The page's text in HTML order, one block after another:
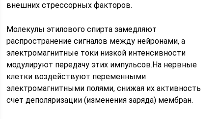
внешних стрессорных факторов.
Молекулы этилового спирта замедляют
распространение сигналов между нейронами, а
электромагнитные токи низкой интенсивности
модулируют передачу этих импульсов.На нервные
клетки воздействуют переменными
электромагнитными полями, снижая их активность
счет деполяризации (изменения заряда) мембран.